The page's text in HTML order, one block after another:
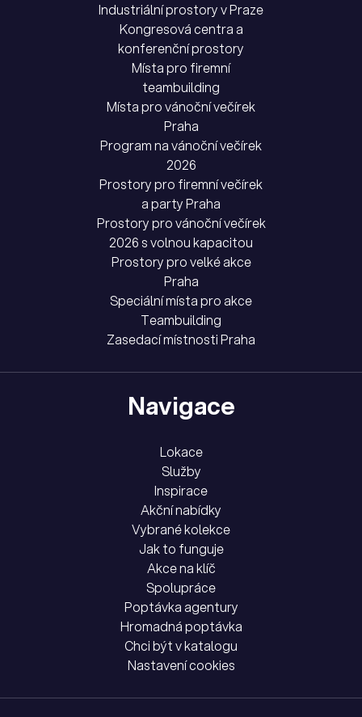
Industriální prostory v Praze
Kongresová centra a
konferenční prostory
Místa pro firemní
teambuilding
Místa pro vánoční večírek
Praha
Program na vánoční večírek
2026
Prostory pro firemní večírek
a party Praha
Prostory pro vánoční večírek
2026 s volnou kapacitou
Prostory pro velké akce
Praha
Speciální místa pro akce
Teambuilding
Zasedací místnosti Praha
Navigace
Lokace
Služby
Inspirace
Akční nabídky
Vybrané kolekce
Jak to funguje
Akce na klíč
Spolupráce
Poptávka agentury
Hromadná poptávka
Chci být v katalogu
Nastavení cookies